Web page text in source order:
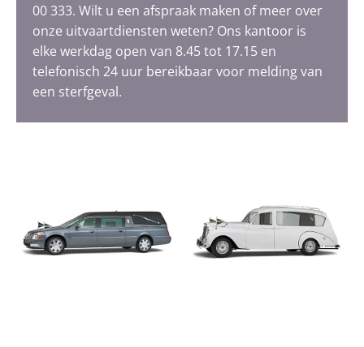
00 333. Wilt u een afspraak maken of meer over
onze uitvaartdiensten weten? Ons kantoor is
elke werkdag open van 8.45 tot 17.15 en
telefonisch 24 uur bereikbaar voor melding van
een sterfgeval.